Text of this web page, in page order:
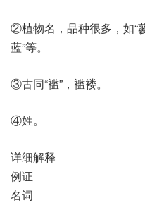
②植物名，品种很多，如“蓼
蓝”等。
③古同“褴”，褴褛。
④姓。
详细解释
例证
名词